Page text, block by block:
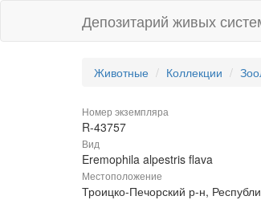
Депозитарий живых
Животные Коллекции
Номер экземпляра
R-43757
Вид
Eremophila alpestris flava
Местоположение
Троицко-Печорский р-н,